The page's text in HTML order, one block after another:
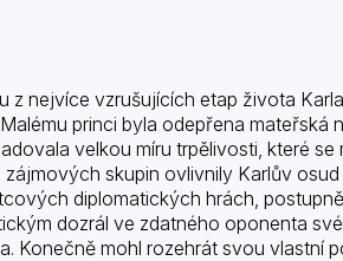
z nejvíce vzrušujících etap života
princi byla odepřena mateřská
velkou míru trpělivosti, které se
skupin ovlivnily Karlův
diplomatických hrách,
dozrál ve zdatného oponenta
Konečně mohl rozehrát svou vlastní